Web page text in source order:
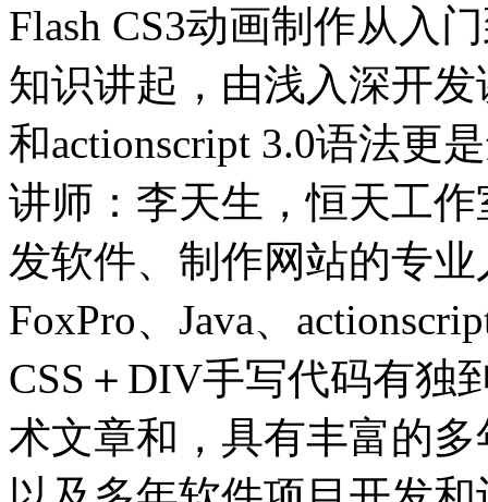
Flash CS3动画制作从入
知识讲起，由浅入深开发
和actionscript 3.0语法更
讲师：李天生，恒天工
发软件、制作网站的专业
FoxPro、Java、
CSS＋DIV手写代码有独
术文章和，具有丰富的